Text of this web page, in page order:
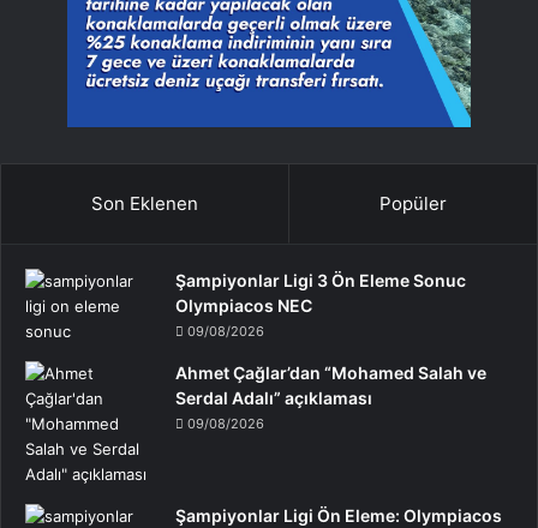
Son Eklenen Popüler
Şampiyonlar Ligi 3 Ön Eleme Sonuc
Olympiacos NEC
09/08/2026
Ahmet Çağlar’dan “Mohamed Salah ve
Serdal Adalı” açıklaması
09/08/2026
Şampiyonlar Ligi Ön Eleme: Olympiacos